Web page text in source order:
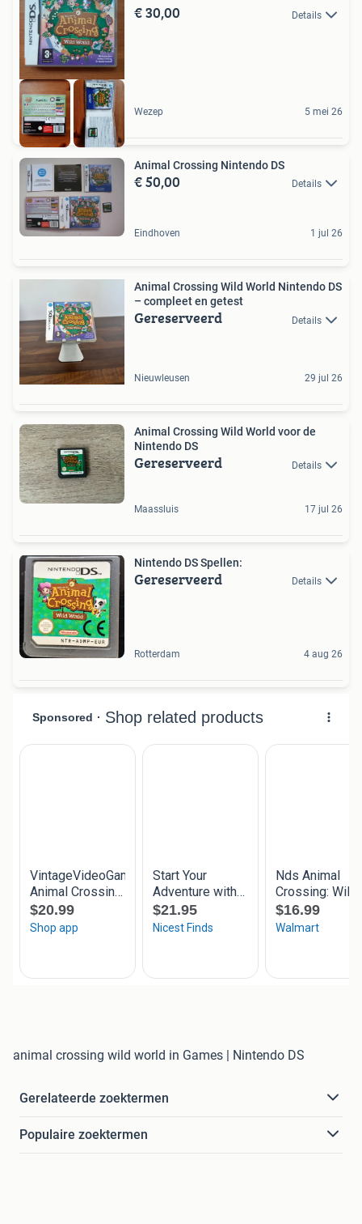
€ 30,00 Details
Wezep 5 mei 26
Animal Crossing Nintendo DS
€ 50,00 Details
Eindhoven 1 jul 26
Animal Crossing Wild World Nintendo DS
– compleet en getest
Gereserveerd Details
Nieuwleusen 29 jul 26
Animal Crossing Wild World voor de
Nintendo DS
Gereserveerd Details
Maassluis 17 jul 26
Nintendo DS Spellen:
Gereserveerd Details
Rotterdam 4 aug 26
animal crossing wild world in Games | Nintendo DS
Gerelateerde zoektermen
Populaire zoektermen